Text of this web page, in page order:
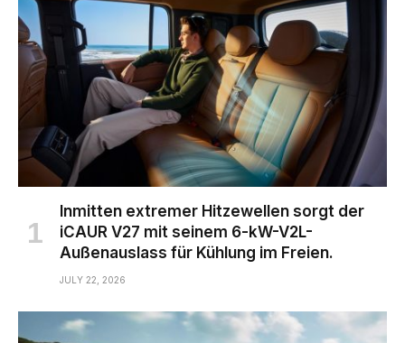
Inmitten extremer Hitzewellen sorgt der
iCAUR V27 mit seinem 6-kW-V2L-
Außenauslass für Kühlung im Freien.
JULY 22, 2026